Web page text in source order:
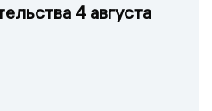
4 августа